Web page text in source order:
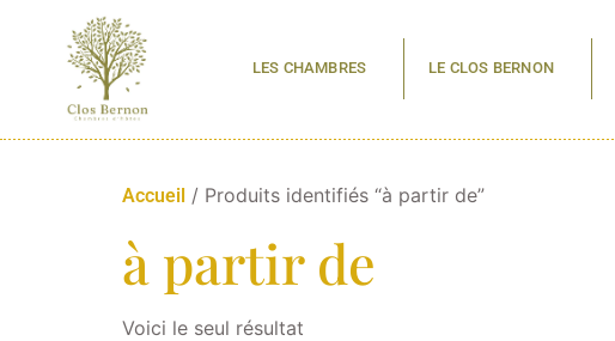
LES CHAMBRES LE CLOS BERNON
Accueil / Produits identifiés “à partir de”
à partir de
Voici le seul résultat